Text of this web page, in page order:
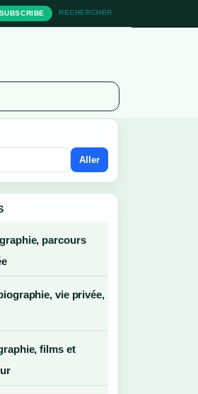
SUBSCRIBE RECHERCHER
Aller
parcours
vie privée,
films et